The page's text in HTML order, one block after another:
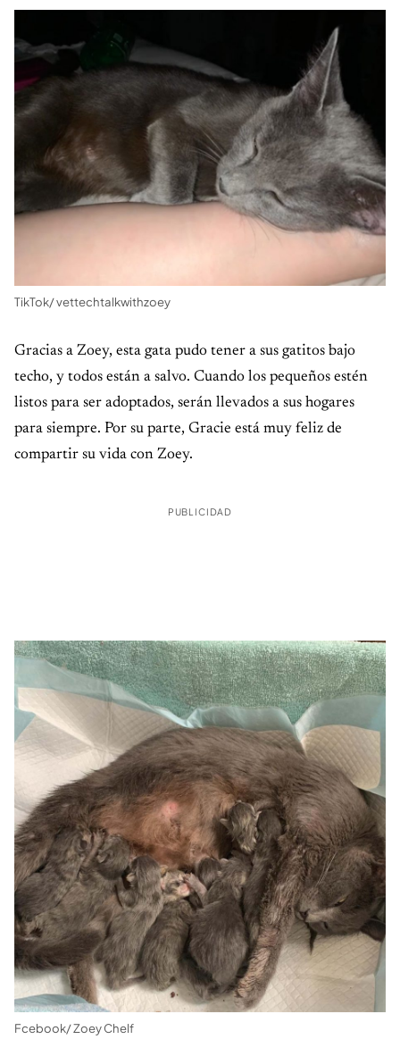
TikTok/ vettechtalkwithzoey
Gracias a Zoey, esta gata pudo tener a sus gatitos bajo
techo, y todos están a salvo. Cuando los pequeños estén
listos para ser adoptados, serán llevados a sus hogares
para siempre. Por su parte, Gracie está muy feliz de
compartir su vida con Zoey.
PUBLICIDAD
Fcebook/ Zoey Chelf